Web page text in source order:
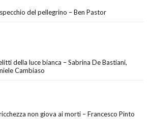
del pellegrino – Ben Pastor
della luce bianca – Sabrina De Bastiani,
Cambiaso
non giova ai morti – Francesco Pinto